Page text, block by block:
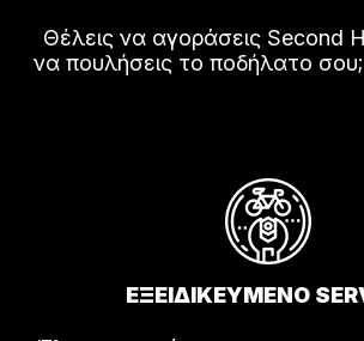
Θέλεις να αγοράσεις Second
να πουλήσεις το ποδήλατο
ΕΞΕΙΔΙΚΕΥΜΕΝΟ